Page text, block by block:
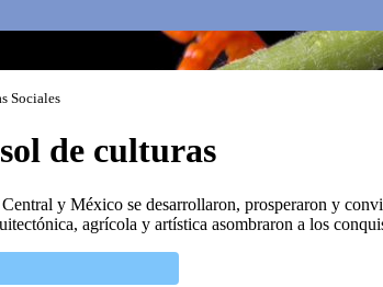
Sociales
de culturas
y México se desarrollaron, prosperaron y
agrícola y artística asombraron a los